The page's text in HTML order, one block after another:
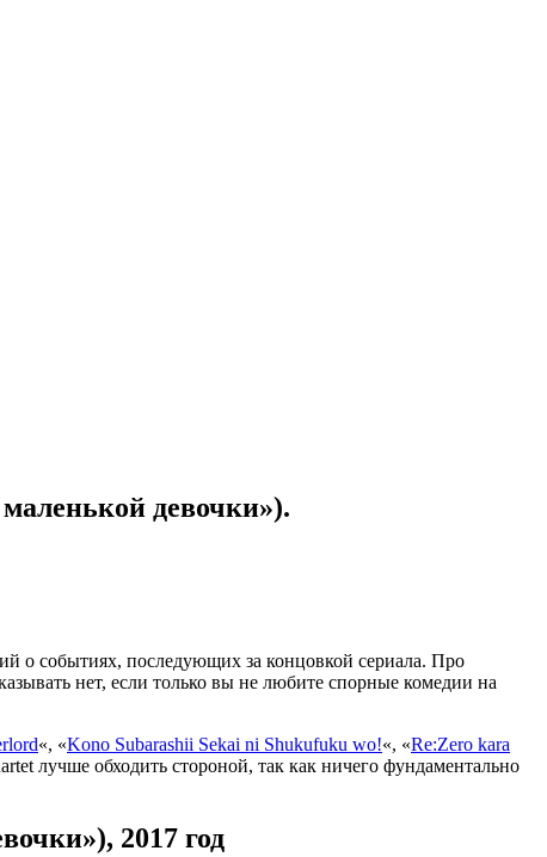
девочки»).
о событиях, последующих за концовкой сериала. Про
нет, если только вы не любите спорные комедии на
«, «Kono Subarashii Sekai ni Shukufuku wo!«, «Re:Zero kara
лучше обходить стороной, так как ничего фундаментально
2017 год